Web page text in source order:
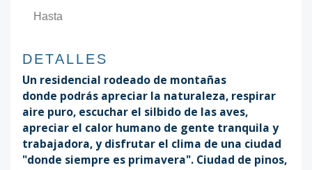
Hasta
DETALLES
Un residencial rodeado de montañas
donde podrás apreciar la naturaleza, respirar
aire puro, escuchar el silbido de las aves,
apreciar el calor humano de gente tranquila y
trabajadora, y disfrutar el clima de una ciudad
"donde siempre es primavera". Ciudad de pinos,